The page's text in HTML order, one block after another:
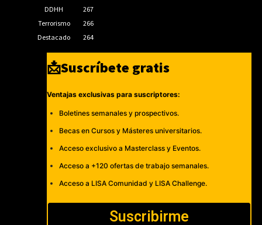
DDHH
267
Terrorismo
266
Destacado
264
📩Suscríbete gratis
Ventajas exclusivas para suscriptores:
Boletines semanales y prospectivos.
Becas en Cursos y Másteres universitarios.
Acceso exclusivo a Masterclass y Eventos.
Acceso a +120 ofertas de trabajo semanales.
Acceso a LISA Comunidad y LISA Challenge.
Suscribirme